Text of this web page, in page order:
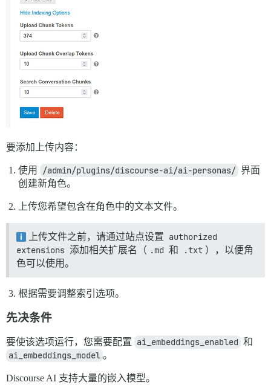
要添加上传内容：
使用 /admin/plugins/discourse-ai/ai-personas/ 界面
创建新角色。
上传您希望包含在角色中的文本文件。
上传文件之前，请通过站点设置 authorized
extensions 添加相关扩展名（ .md 和 .txt ），以便角
色可以使用。
根据需要调整索引选项。
先决条件
要使该选项运行，您需要配置 ai_embeddings_enabled 和
ai_embeddings_model 。
Discourse AI 支持大量的嵌入模型。